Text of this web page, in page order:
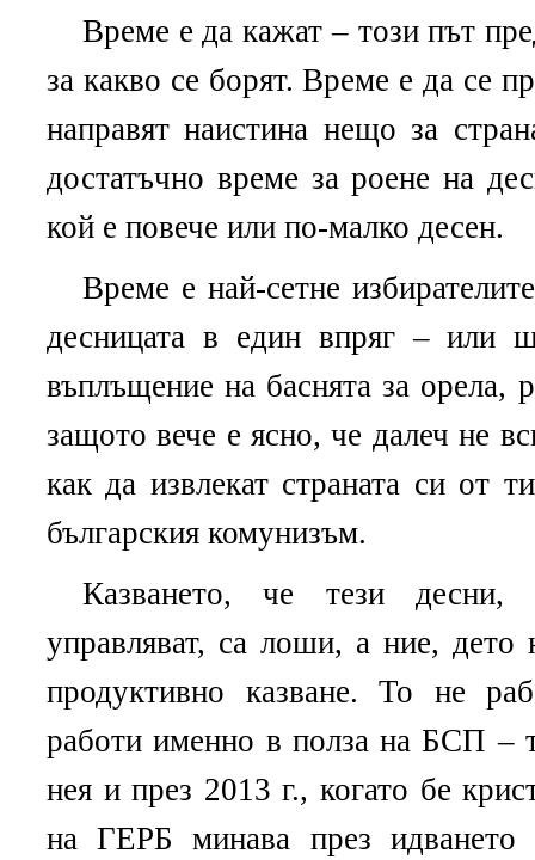
Време е да кажат – този път
за какво се борят. Време е да се
направят наистина нещо за
достатъчно време за роене на
кой е повече или по-малко десен.
Време е най-сетне
десницата в един впряг – или
въплъщение на баснята за орела,
защото вече е ясно, че далеч не
как да извлекат страната си от
българския комунизъм.
Казването, че тези
управляват, са лоши, а ние,
продуктивно казване. То не
работи именно в полза на БСП –
нея и през 2013 г., когато бе
на ГЕРБ минава през идването